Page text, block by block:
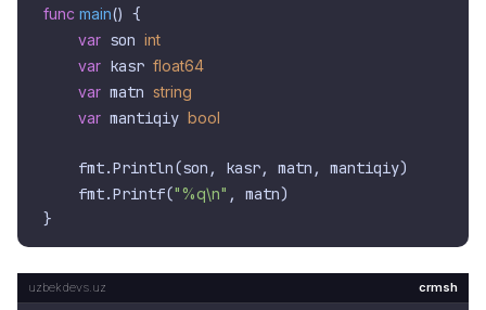
func main() {
var son int
var kasr float64
var matn string
var mantiqiy bool
    fmt.Println(son, kasr, matn, mantiqiy)
    fmt.Printf(
"%q\n" , matn)
crmsh